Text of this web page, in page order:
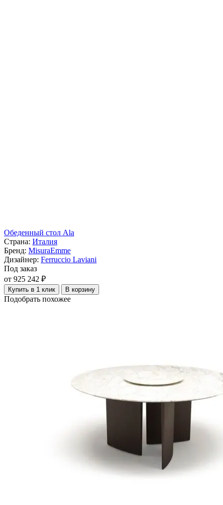
Обеденный стол Ala
Страна: Италия
Бренд: MisuraEmme
Дизайнер: Ferruccio Laviani
Под заказ
от 925 242 ₽
Купить в 1 клик В корзину
Подобрать похожее